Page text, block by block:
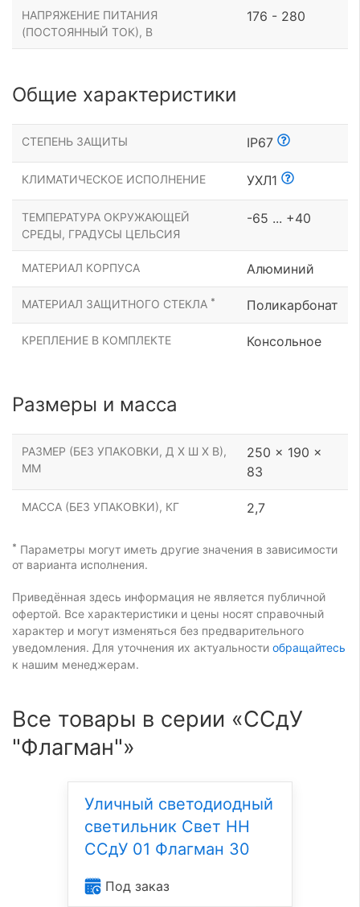
НАПРЯЖЕНИЕ ПИТАНИЯ
(ПОСТОЯННЫЙ ТОК), В
176 - 280
Общие характеристики
СТЕПЕНЬ ЗАЩИТЫ IP67
КЛИМАТИЧЕСКОЕ ИСПОЛНЕНИЕ УХЛ1
ТЕМПЕРАТУРА ОКРУЖАЮЩЕЙ
СРЕДЫ, ГРАДУСЫ ЦЕЛЬСИЯ
-65 ... +40
МАТЕРИАЛ КОРПУСА Алюминий
МАТЕРИАЛ ЗАЩИТНОГО СТЕКЛА * Поликарбонат
КРЕПЛЕНИЕ В КОМПЛЕКТЕ Консольное
Размеры и масса
РАЗМЕР (БЕЗ УПАКОВКИ, Д Х Ш Х В),
ММ
250 x 190 x
83
МАССА (БЕЗ УПАКОВКИ), КГ 2,7
* Параметры могут иметь другие значения в зависимости
от варианта исполнения.
Приведённая здесь информация не является публичной
офертой. Все характеристики и цены носят справочный
характер и могут изменяться без предварительного
уведомления. Для уточнения их актуальности обращайтесь
к нашим менеджерам.
Все товары в серии «ССдУ
"Флагман"»
Уличный светодиодный
светильник Свет НН
ССдУ 01 Флагман 30
Под заказ